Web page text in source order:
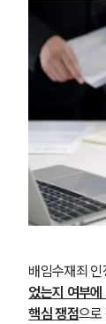
배임수재죄
었는지 여부
핵심 쟁점으로